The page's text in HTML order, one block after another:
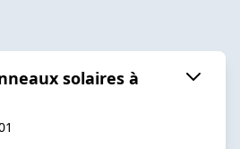
solaires à